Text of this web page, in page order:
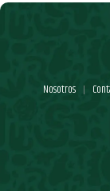
Nosotros |